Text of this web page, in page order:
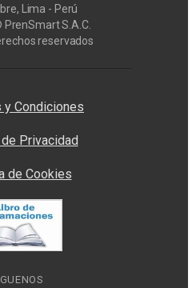
Lima - Perú
S.A.C.
reservados
y Condiciones
Privacidad
de Cookies